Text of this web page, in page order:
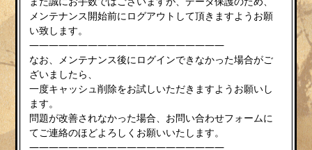
メンテナンス開始前にログアウトして頂きますようお願
い致します。
————————————————————
なお、メンテナンス後にログインできなかった場合がご
ざいましたら、
一度キャッシュ削除をお試しいただきますようお願いし
ます。
問題が改善されなかった場合、お問い合わせフォームに
てご連絡のほどよろしくお願いいたします。
————————————————————